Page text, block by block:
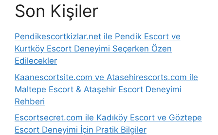
Son Kişiler
Pendikescortkizlar.net ile Pendik Escort ve
Kurtköy Escort Deneyimi Seçerken Özen
Edilecekler
Kaanescortsite.com ve Atasehirescorts.com ile
Maltepe Escort & Ataşehir Escort Deneyimi
Rehberi
Escortsecret.com ile Kadıköy Escort ve Göztepe
Escort Deneyimi İçin Pratik Bilgiler